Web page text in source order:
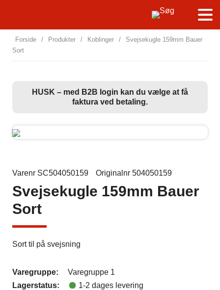
Forside / Produkter / Koblinger /
Svejsekugle 159mm Bauer
Sort
HUSK – med B2B login kan du vælge at få
faktura ved betaling.
Varenr SC504050159 Originalnr 504050159
Svejsekugle 159mm Bauer
Sort
Sort til på svejsning
Varegruppe:
Varegruppe 1
Lagerstatus:
1-2 dages levering